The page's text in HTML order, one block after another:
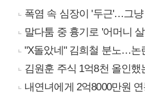
폭염 속 심장이 '두근'…그
말다툼 중 흉기로 '어머니
"X돌았네" 김희철 분노…논
김원훈 주식 1억8천 올인
내연녀에게 2억8000만원